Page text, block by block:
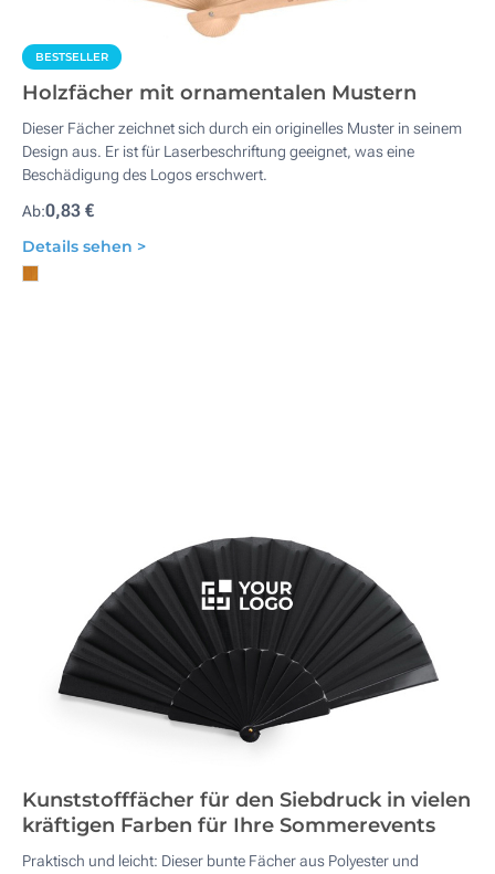
BESTSELLER
Holzfächer mit ornamentalen Mustern
Dieser Fächer zeichnet sich durch ein originelles Muster in seinem
Design aus. Er ist für Laserbeschriftung geeignet, was eine
Beschädigung des Logos erschwert.
Ab:0,83 €
Details sehen >
Kunststofffächer für den Siebdruck in vielen
kräftigen Farben für Ihre Sommerevents
Praktisch und leicht: Dieser bunte Fächer aus Polyester und